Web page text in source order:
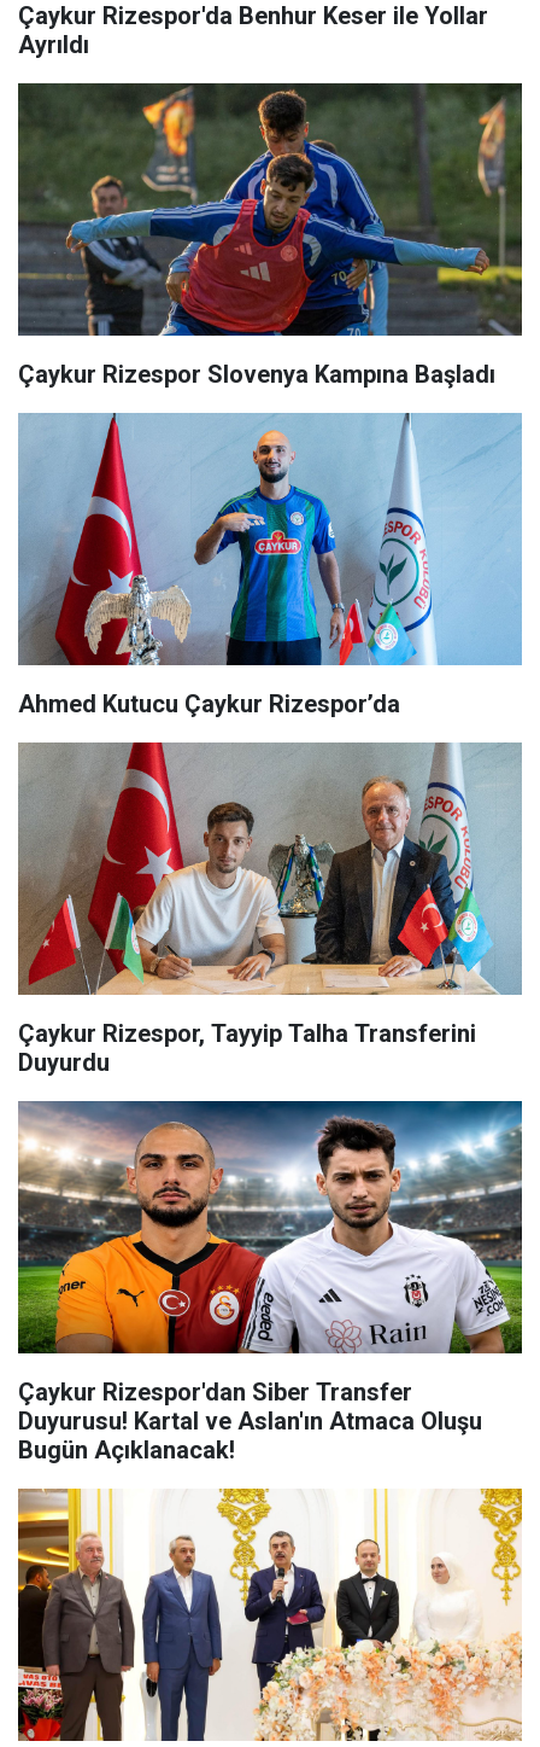
Çaykur Rizespor'da Benhur Keser ile Yollar
Ayrıldı
Çaykur Rizespor Slovenya Kampına Başladı
Ahmed Kutucu Çaykur Rizespor’da
Çaykur Rizespor, Tayyip Talha Transferini
Duyurdu
Çaykur Rizespor'dan Siber Transfer
Duyurusu! Kartal ve Aslan'ın Atmaca Oluşu
Bugün Açıklanacak!